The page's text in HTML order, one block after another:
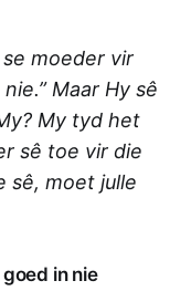
moeder vir
Maar Hy sê
My tyd het
sê toe vir die
sê, moet julle
goed in nie